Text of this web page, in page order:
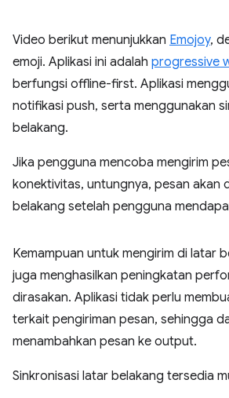
Video berikut menunjukkan Emojoy,
emoji. Aplikasi ini adalah progressive
berfungsi offline-first. Aplikasi
notifikasi push, serta menggunakan
belakang.
Jika pengguna mencoba mengirim
konektivitas, untungnya, pesan akan
belakang setelah pengguna
Kemampuan untuk mengirim di latar
juga menghasilkan peningkatan
dirasakan. Aplikasi tidak perlu
terkait pengiriman pesan, sehingga
menambahkan pesan ke output.
Sinkronisasi latar belakang tersedia